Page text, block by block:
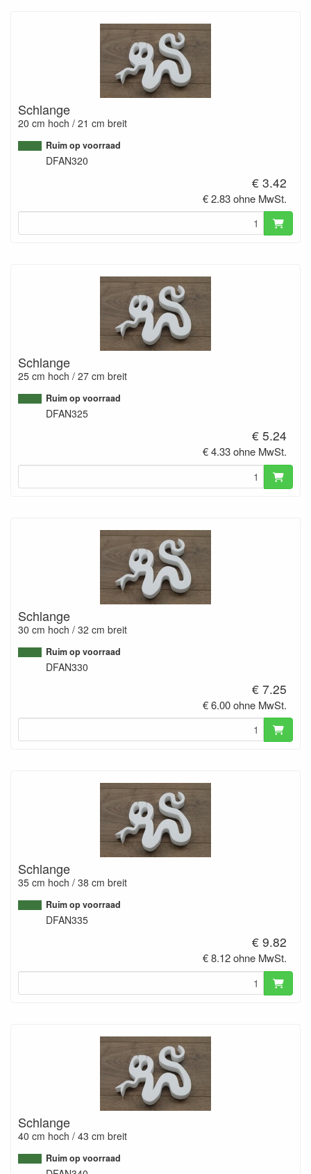
Schlange
20 cm hoch / 21 cm breit
Ruim op voorraad
DFAN320
€ 3.42
€ 2.83 ohne MwSt.
Schlange
25 cm hoch / 27 cm breit
Ruim op voorraad
DFAN325
€ 5.24
€ 4.33 ohne MwSt.
Schlange
30 cm hoch / 32 cm breit
Ruim op voorraad
DFAN330
€ 7.25
€ 6.00 ohne MwSt.
Schlange
35 cm hoch / 38 cm breit
Ruim op voorraad
DFAN335
€ 9.82
€ 8.12 ohne MwSt.
Schlange
40 cm hoch / 43 cm breit
Ruim op voorraad